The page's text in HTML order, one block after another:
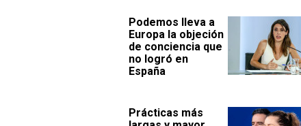
Podemos lleva a
Europa la objeción
de conciencia que
no logró en
España
Prácticas más